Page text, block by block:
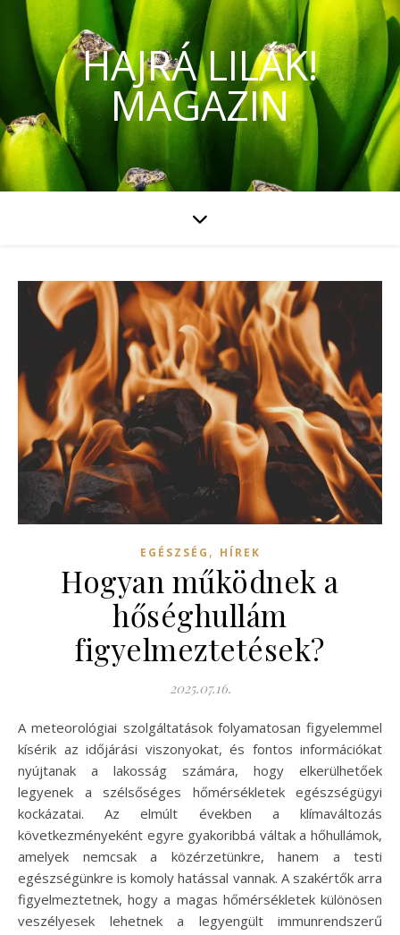
HAJRÁ LILÁK!
MAGAZIN
EGÉSZSÉG , HÍREK
Hogyan működnek a
hőséghullám
figyelmeztetések?
2025.07.16.
A meteorológiai szolgáltatások folyamatosan figyelemmel
kísérik az időjárási viszonyokat, és fontos információkat
nyújtanak a lakosság számára, hogy elkerülhetőek
legyenek a szélsőséges hőmérsékletek egészségügyi
kockázatai. Az elmúlt években a klímaváltozás
következményeként egyre gyakoribbá váltak a hőhullámok,
amelyek nemcsak a közérzetünkre, hanem a testi
egészségünkre is komoly hatással vannak. A szakértők arra
figyelmeztetnek, hogy a magas hőmérsékletek különösen
veszélyesek lehetnek a legyengült immunrendszerű